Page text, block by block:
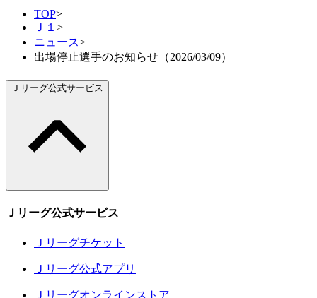
TOP>
Ｊ１ >
ニュース>
出場停止選手のお知らせ（2026/03/09）
Ｊリーグ公式サービス
Ｊリーグ公式サービス
Ｊリーグチケット
Ｊリーグ公式アプリ
Ｊリーグオンラインストア